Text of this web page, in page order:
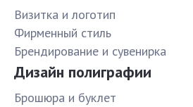
Визитка и логотип
Фирменный стиль
Брендирование и сувенирка
Дизайн полиграфии
Брошюра и буклет